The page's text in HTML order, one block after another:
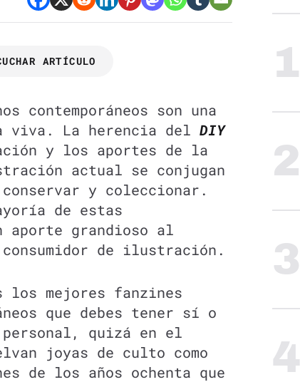
ARTÍCULO
contemporáneos son una
viva. La herencia del DIY
y los aportes de la
actual se conjugan
y coleccionar.
de estas
aporte grandioso al
de ilustración.
mejores fanzines
que debes tener sí o
quizá en el
joyas de culto como
de los años ochenta que
1
2
3
4